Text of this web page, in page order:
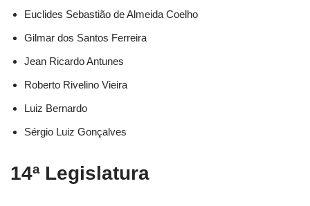
Euclides Sebastião de Almeida Coelho​
Gilmar dos Santos Ferreira​
Jean Ricardo Antunes​
Roberto Rivelino Vieira​
Luiz Bernardo​
Sérgio Luiz Gonçalves​
14ª Legislatura